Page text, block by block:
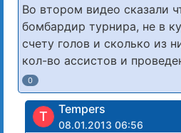
Во втором видео сказали
бомбардир турнира, не в
счету голов и сколько из
кол-во ассистов и
0
T Tempers
08.01.2013 06:56